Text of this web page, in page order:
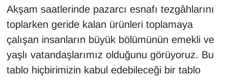
Akşam saatlerinde pazarcı esnafı tezgâhlarını
toplarken geride kalan ürünleri toplamaya
çalışan insanların büyük bölümünün emekli ve
yaşlı vatandaşlarımız olduğunu görüyoruz. Bu
tablo hiçbirimizin kabul edebileceği bir tablo